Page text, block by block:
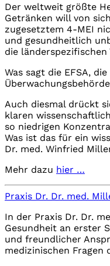
Der weltweit größte
Getränken will von
zugesetztem 4-MEI
und gesundheitlich
die
Was sagt die EFSA,
Auch diesmal drückt
klaren
so niedrigen
Was ist das für ein
Dr. med. Winfried
Mehr dazu hier …
Praxis Dr. Dr. med.
In der Praxis Dr. Dr.
Gesundheit an erster
und freundlicher
medizinischen Fragen